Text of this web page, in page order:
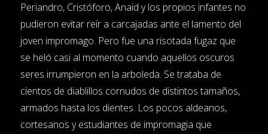
Periandro, Cristóforo, Anaid y los propios infantes no
pudieron evitar reír a carcajadas ante el lamento del
joven impromago. Pero fue una risotada fugaz que
se heló casi al momento cuando aquellos oscuros
seres irrumpieron en la arboleda. Se trataba de
cientos de diablillos cornudos de distintos tamaños,
armados hasta los dientes. Los pocos aldeanos,
cortesanos y estudiantes de impromagia que